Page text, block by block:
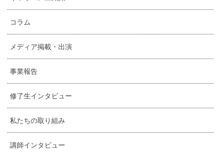
コラム
メディア掲載・出演
事業報告
修了生インタビュー
私たちの取り組み
講師インタビュー